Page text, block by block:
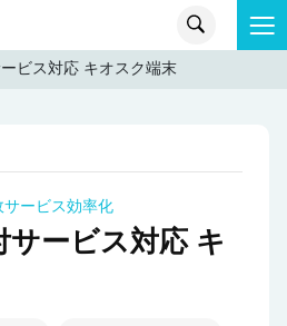
ビス対応 キオスク端末
ービス効率化
サービス対応 キ